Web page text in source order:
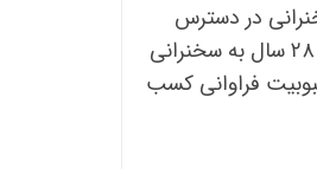
در دسترس
عموم مردم قرار داد از جانب مردم و دوستداران روانشناسی و موفقیت استقبال بی نظیری شد در کلیسای علوم الهی در لس آنجلس به مدت ۲۸ سال به سخنرانی
و محبوبیت فراوانی کسب